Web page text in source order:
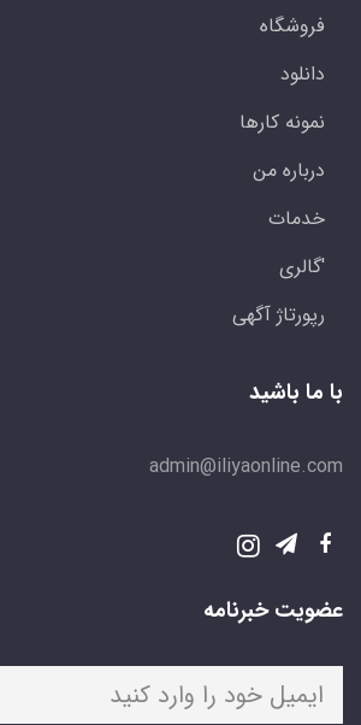
فروشگاه
دانلود
نمونه کارها
درباره من
خدمات
'گالری
رپورتاژ آگهی
با ما باشید
admin@iliyaonline.com
عضویت خبرنامه